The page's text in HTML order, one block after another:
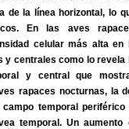
de la línea horizontal, lo
En las aves
celular más alta en
y centrales como lo revela
y central que
rapaces nocturnas, la
temporal periférico
temporal. Un aumento